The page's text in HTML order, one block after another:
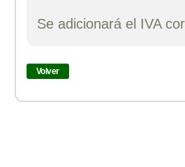
Se adicionará el IVA
Volver